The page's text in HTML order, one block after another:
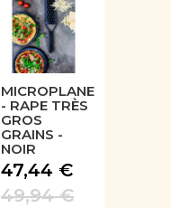
MICROPLANE
- RAPE TRÈS
GROS
GRAINS -
NOIR
47,44 €
49,94 €